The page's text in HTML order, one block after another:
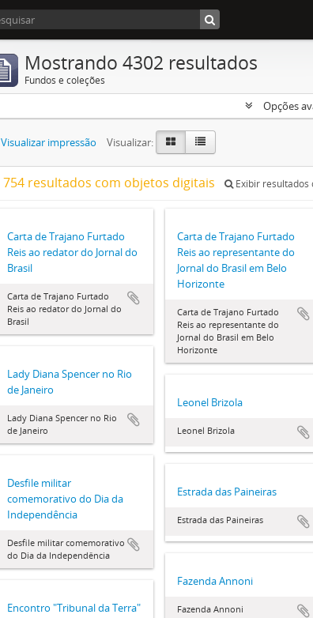
Mostrando 4302 resultados
Fundos e coleções
Opções
Visualizar impressão Visualizar:
754 resultados com objetos digitais Exibir resultados
Carta de Trajano Furtado
Reis ao redator do Jornal do
Brasil
Carta de Trajano Furtado
Reis ao redator do Jornal do
Brasil
Carta de Trajano Furtado
Reis ao representante do
Jornal do Brasil em Belo
Horizonte
Carta de Trajano Furtado
Reis ao representante do
Jornal do Brasil em Belo
Horizonte
Lady Diana Spencer no Rio
de Janeiro
Lady Diana Spencer no Rio
de Janeiro
Leonel Brizola
Leonel Brizola
Desfile militar
comemorativo do Dia da
Independência
Desfile militar comemorativo
do Dia da Independência
Estrada das Paineiras
Estrada das Paineiras
Fazenda Annoni
Fazenda Annoni
Encontro "Tribunal da Terra"